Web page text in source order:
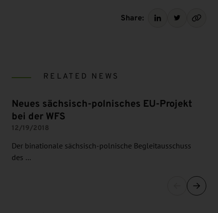
Share:
RELATED NEWS
Neues sächsisch-polnisches EU-Projekt
bei der WFS
12/19/2018
Der binationale sächsisch-polnische Begleitausschuss
des …